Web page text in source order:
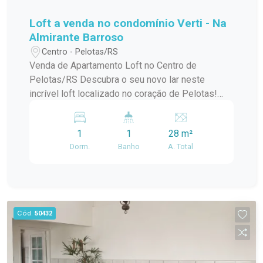
Loft a venda no condomínio Verti - Na
Almirante Barroso
Centro - Pelotas/RS
Venda de Apartamento Loft no Centro de
Pelotas/RS Descubra o seu novo lar neste
incrível loft localizado no coração de Pelotas!
construção, oferece o melhor da modernidade e
conforto, ideal para quem busca praticidade e
estilo de vida urbano. Com uma localização
entretenimento. O condomínio conta com uma
infraestrutura de lazer completa, perfeita para
relaxar e aproveitar momentos especiais com
amigos e familiares. O loft possui um design
1
Dorm.
1
Banho
28 m²
A. Total
Cód. 50432